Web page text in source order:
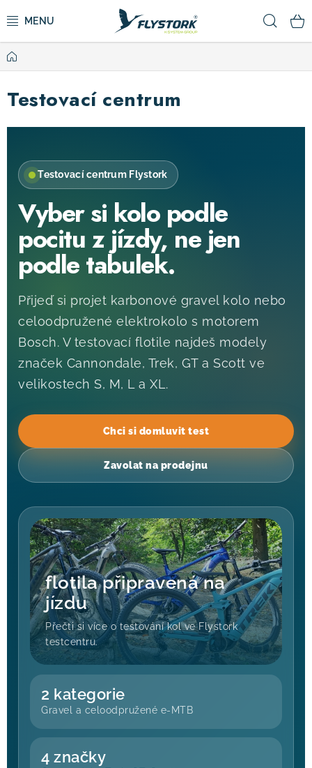
na
ZIMNÍ SPORTY
OBLEČENÍ A BOTY
DOPLŇKY
CAMPING
VÝPRODEJ
! Akce ! Obchodní podmínky
Doprava a platba
Moje objednávka
Čeština
Servis
Testovací centrum
Půjčovna nosičů kol
Domů
Testovací centrum
Testovací centrum Flystork
Vyber si kolo podle
pocitu z jízdy, ne jen
podle tabulek.
Přijeď si projet karbonové gravel kolo nebo
celoodpružené elektrokolo s motorem
Bosch. V testovací flotile najdeš modely
značek Cannondale, Trek, GT a Scott ve
velikostech S, M, L a XL.
Chci si domluvit test
Zavolat na prodejnu
flotila připravená na
jízdu
Přečti si více o testování kol ve Flystork
testcentru.
2 kategorie
Gravel a celoodpružené e-MTB
4 značky